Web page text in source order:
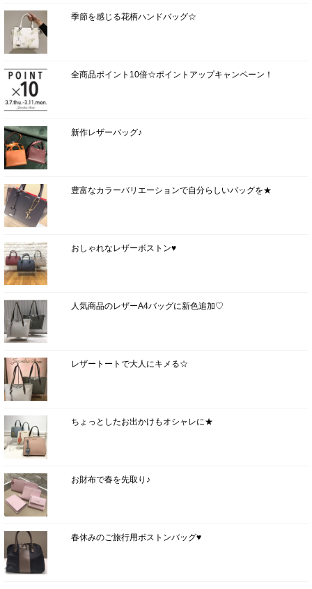
季節を感じる花柄ハンドバッグ☆
全商品ポイント10倍☆ポイントアップキャンペーン！
新作レザーバッグ♪
豊富なカラーバリエーションで自分らしいバッグを★
おしゃれなレザーボストン♥
人気商品のレザーA4バッグに新色追加♡
レザートートで大人にキメる☆
ちょっとしたお出かけもオシャレに★
お財布で春を先取り♪
春休みのご旅行用ボストンバッグ♥